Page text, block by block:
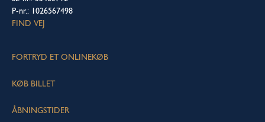
P-nr.: 1026567498
FIND VEJ
FORTRYD ET ONLINEKØB
KØB BILLET
ÅBNINGSTIDER